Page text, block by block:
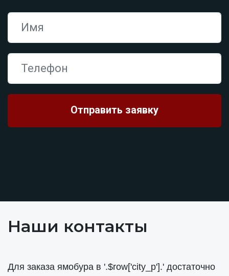
Наши контакты
Для заказа ямобура в '.$row['city_p'].' достаточно